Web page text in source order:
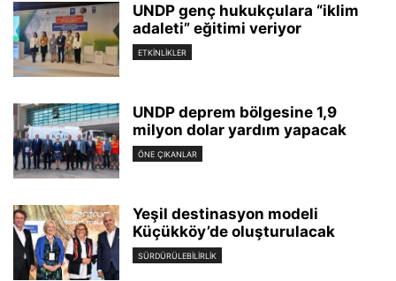
UNDP genç hukukçulara “iklim
adaleti” eğitimi veriyor
ETKINLIKLER
UNDP deprem bölgesine 1,9
milyon dolar yardım yapacak
ÖNE ÇIKANLAR
Yeşil destinasyon modeli
Küçükköy’de oluşturulacak
SÜRDÜRÜLEBILIRLIK